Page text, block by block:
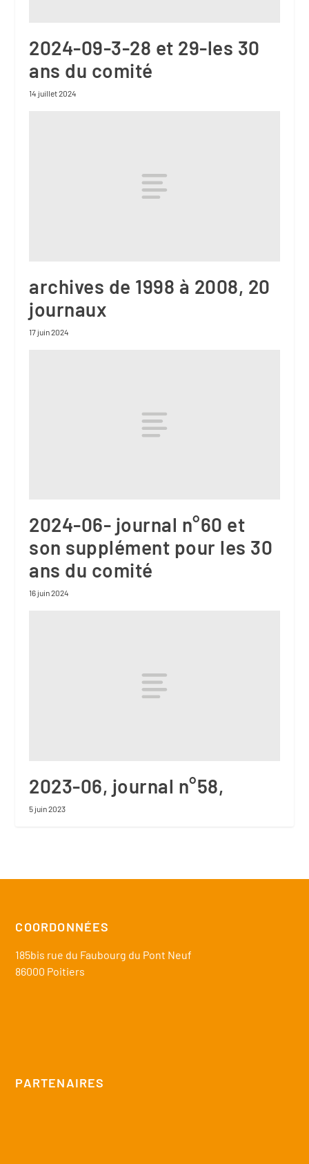
2024-09-3-28 et 29-les 30
ans du comité
14 juillet 2024
archives de 1998 à 2008, 20
journaux
17 juin 2024
2024-06- journal n°60 et
son supplément pour les 30
ans du comité
16 juin 2024
2023-06, journal n°58,
5 juin 2023
COORDONNÉES
185bis rue du Faubourg du Pont Neuf
86000 Poitiers
PARTENAIRES